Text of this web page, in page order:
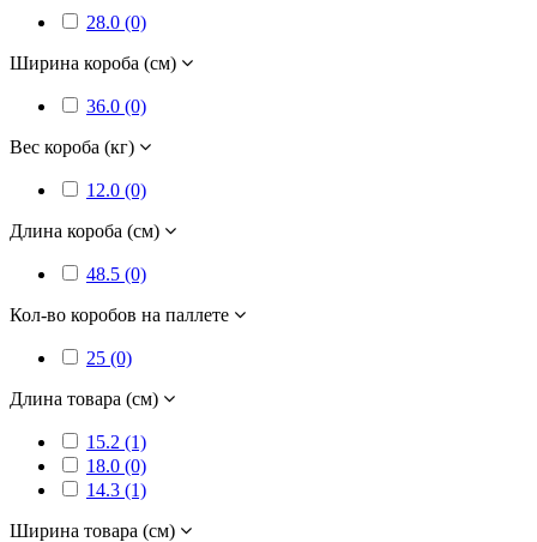
28.0 (0)
Ширина короба (см)
36.0 (0)
Вес короба (кг)
12.0 (0)
Длина короба (см)
48.5 (0)
Кол-во коробов на паллете
25 (0)
Длина товара (см)
15.2 (1)
18.0 (0)
14.3 (1)
Ширина товара (см)